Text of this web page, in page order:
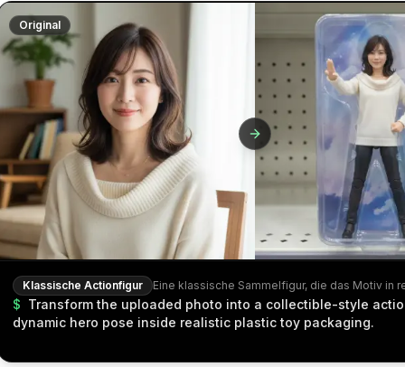
Original
Klassische Actionfigur
$ Transform the uploaded photo into a collectible-style
dynamic hero pose inside realistic plastic toy packaging.